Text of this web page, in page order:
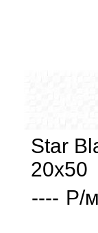
Star
20x50
---- Р/